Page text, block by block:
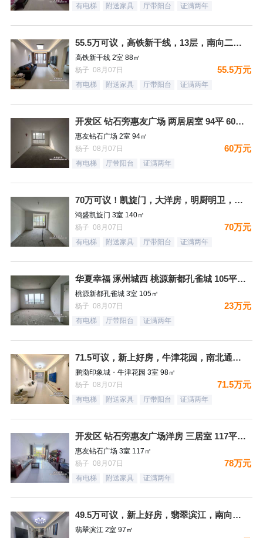
有电梯 附送家具 厅带阳台 证满两年
55.5万可议，高铁新干线，13层，南向二居，精装未住，满二
高铁新干线 2室 88㎡
杨子 08月07日
55.5万元
有电梯 附送家具 厅带阳台 证满两年
开发区 钻石旁惠友广场 两居居室 94平 60万 毛坯 房本
惠友钻石广场 2室 94㎡
杨子 08月07日
60万元
有电梯 厅带阳台 证满两年
70万可议！凯旋门，大洋房，明厨明卫，三居双卫，满二，140
鸿盛凯旋门 3室 140㎡
杨子 08月07日
70万元
有电梯 附送家具 厅带阳台 证满两年
华夏幸福 涿州城西 桃源新都孔雀城 105平 23万 毛坯满
桃源新都孔雀城 3室 105㎡
杨子 08月07日
23万元
有电梯 厅带阳台 证满两年
71.5可议，新上好房，牛津花园，南北通透大三居，精装未住，
鹏渤印象城・牛津花园 3室 98㎡
杨子 08月07日
71.5万元
有电梯 附送家具 厅带阳台 证满两年
开发区 钻石旁惠友广场洋房 三居室 117平 78万 精装装
惠友钻石广场 3室 117㎡
杨子 08月07日
78万元
有电梯 附送家具 证满两年
49.5万可议，新上好房，翡翠滨江，南向二居，精装未住，满二
翡翠滨江 2室 97㎡